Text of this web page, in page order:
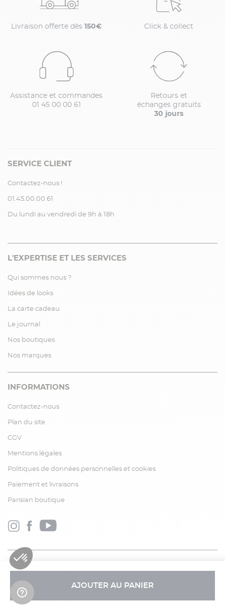
AJOUTER AU PANIER
Livraison offerte dès 150€ Click & collect
Assistance et commandes
01 45 00 00 61
Retours et
échanges gratuits
30 jours
SERVICE CLIENT
Contactez-nous !
01.45.00.00.61
Du lundi au vendredi de 9h à 18h
L'EXPERTISE ET LES SERVICES
Qui sommes nous ?
Idées de looks
La carte cadeau
Le journal
Nos boutiques
Nos marques
INFORMATIONS
Contactez-nous
Plan du site
CGV
Mentions légales
Politiques de données personnelles et cookies
Paiement et livraisons
Parisian boutique